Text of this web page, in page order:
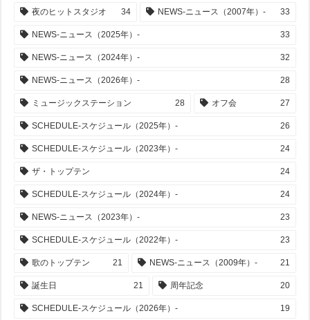
夜のヒットスタジオ 34 NEWS-ニュース（2007年）- 33
NEWS-ニュース（2025年）- 33
NEWS-ニュース（2024年）- 32
NEWS-ニュース（2026年）- 28
ミュージックステーション 28 オフ会 27
SCHEDULE-スケジュール（2025年）- 26
SCHEDULE-スケジュール（2023年）- 24
ザ・トップテン 24
SCHEDULE-スケジュール（2024年）- 24
NEWS-ニュース（2023年）- 23
SCHEDULE-スケジュール（2022年）- 23
歌のトップテン 21 NEWS-ニュース（2009年）- 21
誕生日 21 周年記念 20
SCHEDULE-スケジュール（2026年）- 19